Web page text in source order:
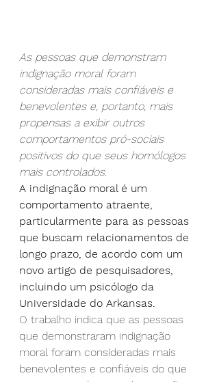
As pessoas que demonstram
indignação moral foram
consideradas mais confiáveis e
benevolentes e, portanto, mais
propensas a exibir outros
comportamentos pró-sociais
positivos do que seus homólogos
mais controlados.
A indignação moral é um
comportamento atraente,
particularmente para as pessoas
que buscam relacionamentos de
longo prazo, de acordo com um
novo artigo de pesquisadores,
incluindo um psicólogo da
Universidade do Arkansas.
O trabalho indica que as pessoas
que demonstraram indignação
moral foram consideradas mais
benevolentes e confiáveis do que